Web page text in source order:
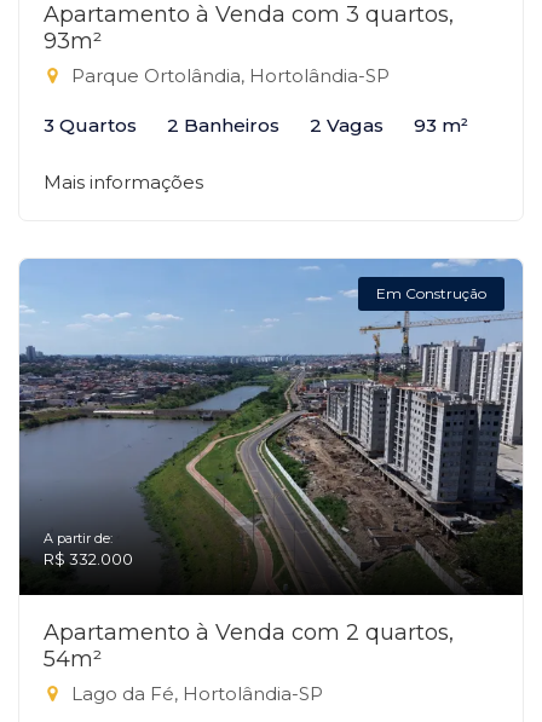
Apartamento à Venda com 3 quartos,
93m²
Parque Ortolândia, Hortolândia-SP
3 Quartos 2 Banheiros 2 Vagas 93 m²
Mais informações
Em Construção
A partir de:
R$ 332.000
Apartamento à Venda com 2 quartos,
54m²
Lago da Fé, Hortolândia-SP